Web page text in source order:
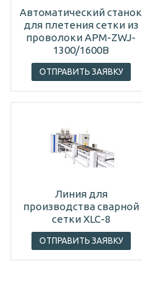
Автоматический станок
для плетения сетки из
проволоки APM-ZWJ-
1300/1600B
ОТПРАВИТЬ ЗАЯВКУ
Линия для
производства сварной
сетки XLC-8
ОТПРАВИТЬ ЗАЯВКУ